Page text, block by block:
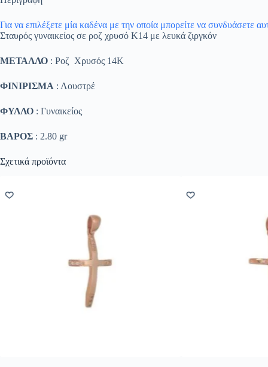
Για να επιλέξετε μία καδένα με την οποία μπορείτε να συνδυάσετε
Σταυρός γυναικείος σε ροζ χρυσό Κ14 με λευκά ζιργκόν
ΜΕΤΑΛΛΟ : Ροζ Χρυσός 14K
ΦΙΝΙΡΙΣΜΑ : Λουστρέ
ΦΥΛΛΟ : Γυναικείος
ΒΑΡΟΣ : 2.80 gr
Σχετικά προϊόντα